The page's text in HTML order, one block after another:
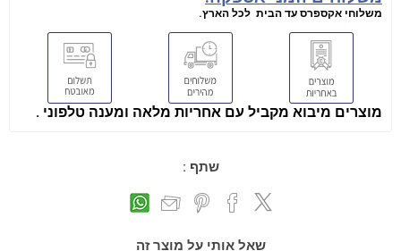
משלוחי אקספרס עד הבית לכל הארץ.
מוצרים מיבוא מקביל עם אחריות מלאה ומענה טלפוני .
שתף :
שאל אותי על מוצר זה